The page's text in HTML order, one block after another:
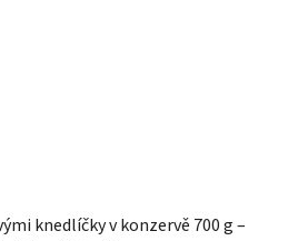
knedlíčky v konzervě 700 g –